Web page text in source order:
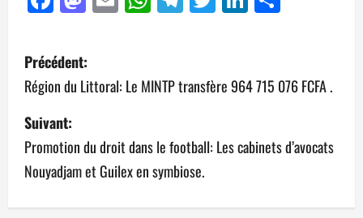
Précédent:
Région du Littoral: Le MINTP transfère 964 715 076 FCFA .
Suivant:
Promotion du droit dans le football: Les cabinets d’avocats
Nouyadjam et Guilex en symbiose.